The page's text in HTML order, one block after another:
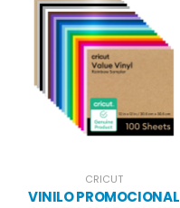
CRICUT
VINILO PROMOCIONAL